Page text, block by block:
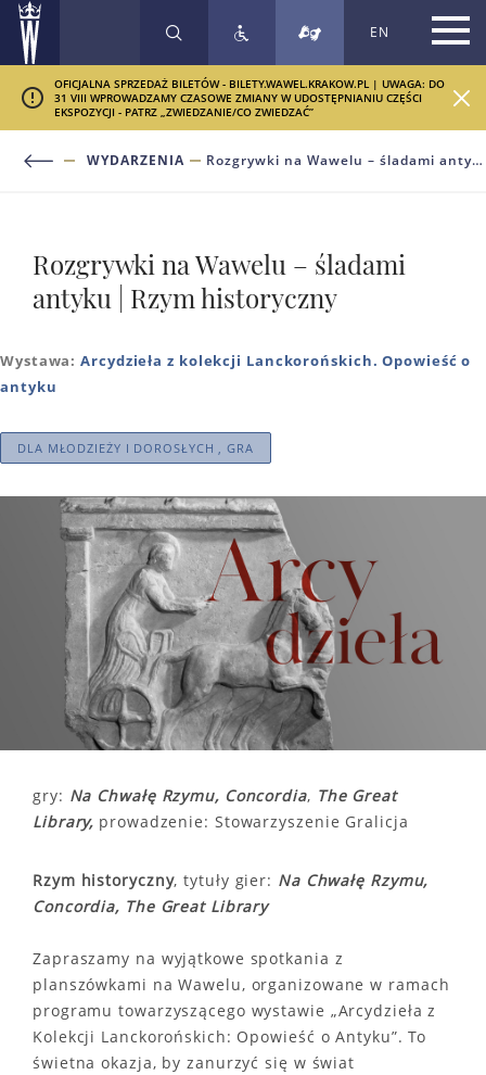
SZUKAJ EN
OFICJALNA SPRZEDAŻ BILETÓW - BILETY.WAWEL.KRAKOW.PL | UWAGA: DO
31 VIII WPROWADZAMY CZASOWE ZMIANY W UDOSTĘPNIANIU CZĘŚCI
EKSPOZYCJI - PATRZ „ZWIEDZANIE/CO ZWIEDZAĆ”
WYDARZENIA Rozgrywki na Wawelu – śladami antyku | Rzym historyczny
Rozgrywki na Wawelu – śladami
antyku | Rzym historyczny
Wystawa:Arcydzieła z kolekcji Lanckorońskich. Opowieść o
antyku
DLA MŁODZIEŻY I DOROSŁYCH , GRA
gry: Na Chwałę Rzymu, Concordia, The Great
Library, prowadzenie: Stowarzyszenie Gralicja
Rzym historyczny, tytuły gier: Na Chwałę Rzymu,
Concordia, The Great Library
Zapraszamy na wyjątkowe spotkania z
planszówkami na Wawelu, organizowane w ramach
programu towarzyszącego wystawie „Arcydzieła z
Kolekcji Lanckorońskich: Opowieść o Antyku”. To
świetna okazja, by zanurzyć się w świat